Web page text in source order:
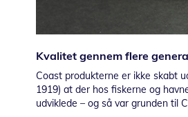
Kvalitet gennem flere
Coast produkterne er ikke skabt
1919) at der hos fiskerne og
udviklede – og så var grunden til